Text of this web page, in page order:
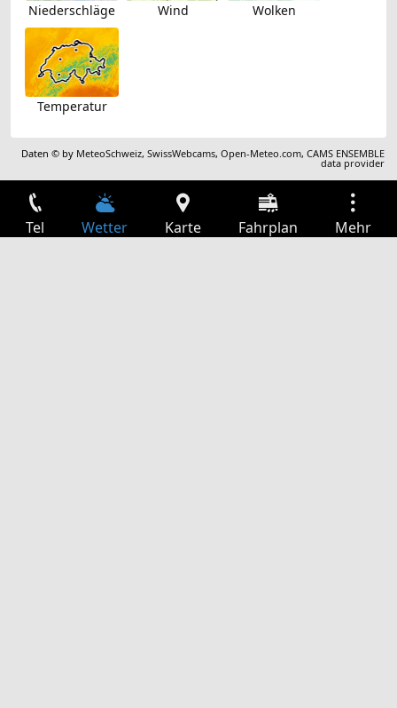
Niederschläge Wind Wolken
Temperatur
Daten © by MeteoSchweiz,SwissWebcams,Open-Meteo.com,CAMS ENSEMBLE
data provider
Tel Wetter Karte Fahrplan Mehr